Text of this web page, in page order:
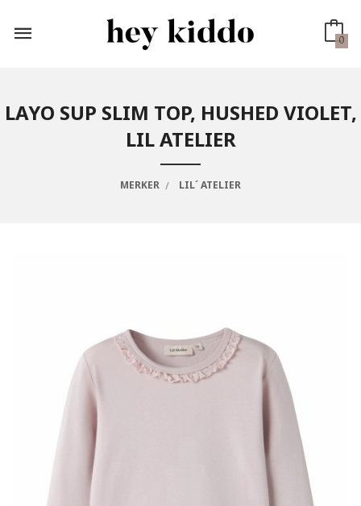
innholdet
0
LAYO SUP SLIM TOP, HUSHED VIOLET,
LIL ATELIER
MERKER LIL´ ATELIER